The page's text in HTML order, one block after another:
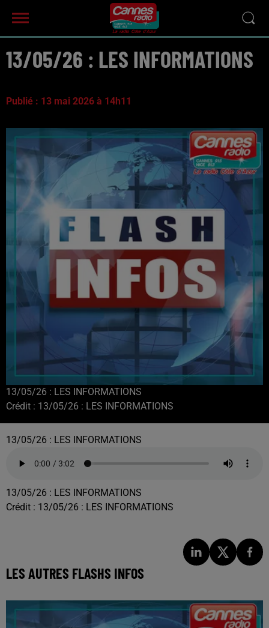
13/05/26 : LES INFORMATIONS
Publié : 13 mai 2026 à 14h11
13/05/26 : LES INFORMATIONS
Crédit : 13/05/26 : LES INFORMATIONS
13/05/26 : LES INFORMATIONS
13/05/26 : LES INFORMATIONS
Crédit : 13/05/26 : LES INFORMATIONS
LES AUTRES FLASHS INFOS